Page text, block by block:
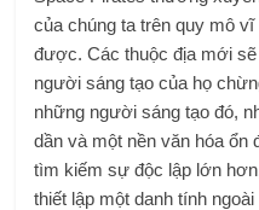
của chúng ta trên quy mô
được. Các thuộc địa mới
người sáng tạo của họ
những người sáng tạo đó,
dần và một nền văn hóa ổn
tìm kiếm sự độc lập lớn
thiết lập một danh tính